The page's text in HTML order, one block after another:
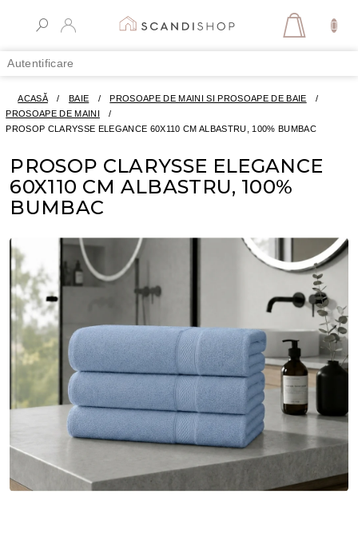
conținut
Autentificare
COŞ
ACASĂ / BAIE / PROSOAPE DE MAINI SI PROSOAPE DE BAIE
/
PROSOAPE DE MAINI
/
PROSOP CLARYSSE ELEGANCE 60X110 CM ALBASTRU, 100% BUMBAC
PROSOP CLARYSSE ELEGANCE
60X110 CM ALBASTRU, 100%
BUMBAC